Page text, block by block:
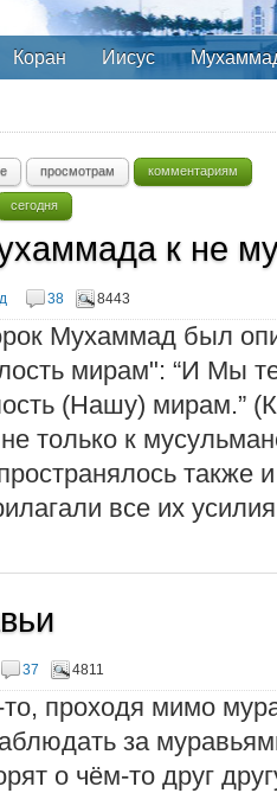
Коран Иисус
просмотрам комментариям
сегодня
к не
38 8443
Мухаммад был
мирам": “И Мы
(Нашу) мирам.”
только к
также
все их
37 4811
то, проходя мимо
за
о чём-то друг